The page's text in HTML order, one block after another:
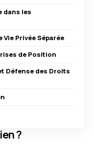
dans les
Vie Privée Séparée
de Position
Défense des Droits
?